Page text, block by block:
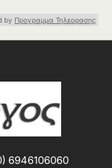
by Προγραμμα Τηλεορασης
6946106060